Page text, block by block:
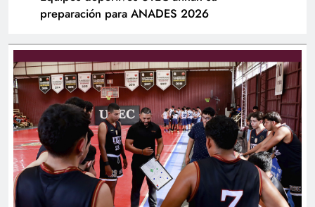
preparación para ANADES 2026